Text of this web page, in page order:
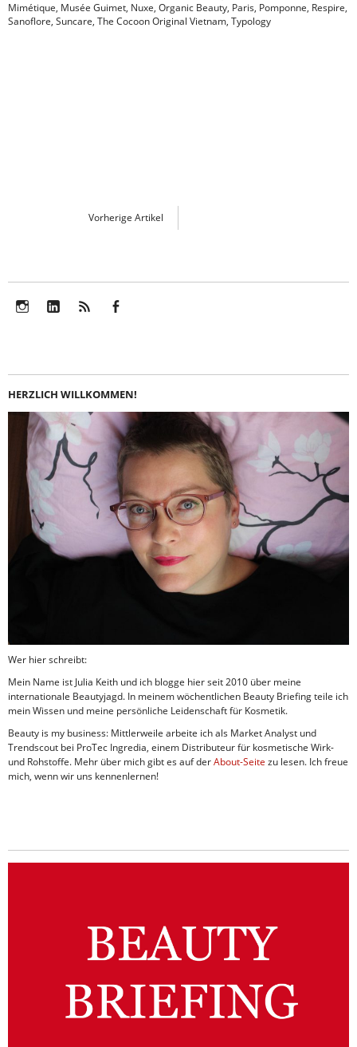
Mimétique, Musée Guimet, Nuxe, Organic Beauty, Paris, Pomponne, Respire,
Sanoflore, Suncare, The Cocoon Original Vietnam, Typology
Vorherige Artikel
HERZLICH WILLKOMMEN!
Wer hier schreibt:
Mein Name ist Julia Keith und ich blogge hier seit 2010 über meine
internationale Beautyjagd. In meinem wöchentlichen Beauty Briefing teile ich
mein Wissen und meine persönliche Leidenschaft für Kosmetik.
Beauty is my business: Mittlerweile arbeite ich als Market Analyst und
Trendscout bei ProTec Ingredia, einem Distributeur für kosmetische Wirk-
und Rohstoffe. Mehr über mich gibt es auf derAbout-Seite zu lesen. Ich freue
mich, wenn wir uns kennenlernen!